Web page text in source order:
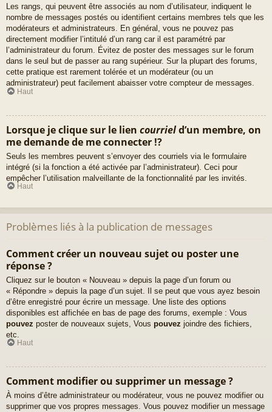
Les rangs, qui peuvent être associés au nom d’utilisateur, indiquent le
nombre de messages postés ou identifient certains membres tels que les
modérateurs et administrateurs. En général, vous ne pouvez pas
directement modifier l’intitulé d’un rang car il est paramétré par
l’administrateur du forum. Évitez de poster des messages sur le forum
dans le seul but de passer au rang supérieur. Sur la plupart des forums,
cette pratique est rarement tolérée et un modérateur (ou un
administrateur) peut facilement abaisser votre compteur de messages.
Haut
Lorsque je clique sur le lien courrield’un membre, on
me demande de me connecter !?
Seuls les membres peuvent s’envoyer des courriels via le formulaire
intégré (si la fonction a été activée par l’administrateur). Ceci pour
empêcher l’utilisation malveillante de la fonctionnalité par les invités.
Haut
Problèmes liés à la publication de messages
Comment créer un nouveau sujet ou poster une
réponse ?
Cliquez sur le bouton « Nouveau » depuis la page d’un forum ou
« Répondre » depuis la page d’un sujet. Il se peut que vous ayez besoin
d’être enregistré pour écrire un message. Une liste des options
disponibles est affichée en bas de page des forums, exemple : Vous
pouvez poster de nouveaux sujets, Vous pouvez joindre des fichiers,
etc.
Haut
Comment modifier ou supprimer un message ?
À moins d’être administrateur ou modérateur, vous ne pouvez modifier ou
supprimer que vos propres messages. Vous pouvez modifier un message